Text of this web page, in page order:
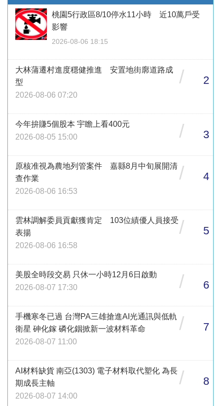
桃園5行政區8/10停水11小時 近10萬戶受
影響
2026-08-06 18:15
大林蒲遷村進度穩健推進 安置地街廓道路成
型
2026-08-06 07:20
/ 2
今年拚賺5個股本 宇瞻上看400元
2026-08-05 15:00
/ 3
原核准視為農地列管案件 嘉縣8月中旬展開清
查作業
2026-08-06 16:53
/ 4
雲林調解委員貢獻獲肯定 103位績優人員接受
表揚
2026-08-06 16:58
/ 5
美股全時段交易 只休一小時12月6日啟動
2026-08-07 17:30
/ 6
手機寒冬已過 台灣PA三雄搶進AI光通訊與低軌
衛星 砷化鎵 磷化銦掀新一波材料革命
2026-08-07 11:00
/ 7
AI材料缺貨 南亞(1303) 電子材料取代塑化 為長
期成長主軸
2026-08-07 14:00
/ 8